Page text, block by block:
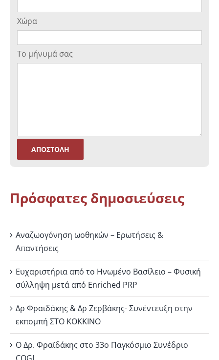
Χώρα
Το μήνυμά σας
Πρόσφατες δημοσιεύσεις
Αναζωογόνηση ωοθηκών – Ερωτήσεις &
Απαντήσεις
Ευχαριστήρια από το Ηνωμένο Βασίλειο – Φυσική
σύλληψη μετά από Enriched PRP
Δρ Φραιδάκης & Δρ Ζερβάκης- Συνέντευξη στην
εκπομπή ΣΤΟ ΚΟΚΚΙΝΟ
Ο Δρ. Φραϊδάκης στο 33ο Παγκόσμιο Συνέδριο